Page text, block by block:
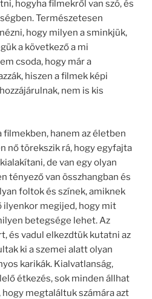
hogyha filmekről van szó, és
Természetesen
hogy milyen a sminkjük,
a következő a mi
csoda, hogy már a
hiszen a filmek képi
nem is kis
filmekben, hanem az életben
nő törekszik rá, hogy egyfajta
de van egy olyan
tényező van összhangban és
foltok és színek, amiknek
ilyenkor megijed, hogy mit
betegsége lehet. Az
és vadul elkezdtük kutatni az
ki a szemei alatt olyan
karikák. Kialvatlanság,
étkezés, sok minden állhat
megtaláltuk számára azt